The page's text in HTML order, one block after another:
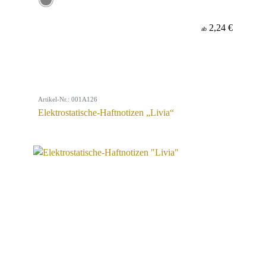
ab 2,24 €
Artikel-Nr.: 001A126
Elektrostatische-Haftnotizen „Livia“